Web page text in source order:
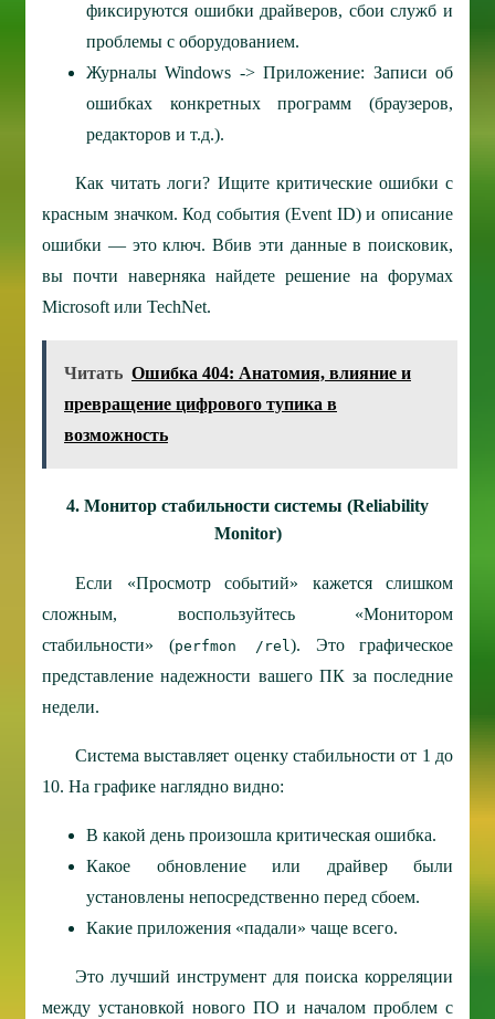
фиксируются ошибки драйверов, сбои служб и
проблемы с оборудованием.
Журналы Windows -> Приложение: Записи об
ошибках конкретных программ (браузеров,
редакторов и т.д.).
Как читать логи? Ищите критические ошибки с
красным значком. Код события (Event ID) и описание
ошибки — это ключ. Вбив эти данные в поисковик,
вы почти наверняка найдете решение на форумах
Microsoft или TechNet.
Читать Ошибка 404: Анатомия, влияние и
превращение цифрового тупика в
возможность
4. Монитор стабильности системы (Reliability
Monitor)
Если «Просмотр событий» кажется слишком
сложным, воспользуйтесь «Монитором
стабильности» (perfmon /rel). Это графическое
представление надежности вашего ПК за последние
недели.
Система выставляет оценку стабильности от 1 до
10. На графике наглядно видно:
В какой день произошла критическая ошибка.
Какое обновление или драйвер были
установлены непосредственно перед сбоем.
Какие приложения «падали» чаще всего.
Это лучший инструмент для поиска корреляции
между установкой нового ПО и началом проблем с